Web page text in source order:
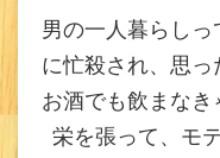
男の一人暮らし
に忙殺され、思っ
お酒でも飲まな
栄を張って、モ